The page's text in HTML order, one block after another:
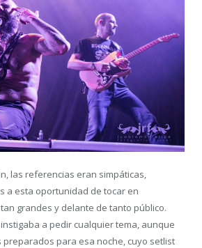
las referencias eran simpáticas,
a esta oportunidad de tocar en
grandes y delante de tanto público.
instigaba a pedir cualquier tema, aunque
para esa noche, cuyo setlist